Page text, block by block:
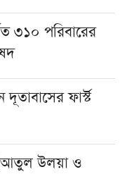
গেল মুয়াজ্জিনের
না করলে
মুহতামিম
৩১০ পরিবারের
ফার্স্ট
উলয়া ও